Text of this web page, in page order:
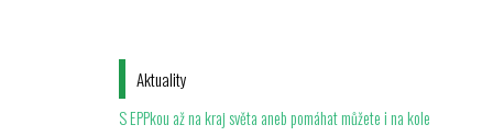
Aktuality
S EPPkou až na kraj světa aneb pomáhat můžete i na kole